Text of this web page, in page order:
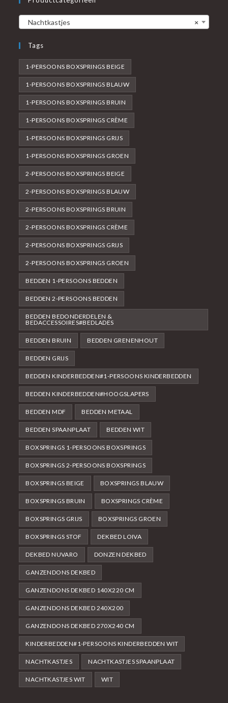
×
Nachtkastjes
Tags
1-PERSOONS BOXSPRINGS BEIGE
1-PERSOONS BOXSPRINGS BLAUW
1-PERSOONS BOXSPRINGS BRUIN
1-PERSOONS BOXSPRINGS CRÈME
1-PERSOONS BOXSPRINGS GRIJS
1-PERSOONS BOXSPRINGS GROEN
2-PERSOONS BOXSPRINGS BEIGE
2-PERSOONS BOXSPRINGS BLAUW
2-PERSOONS BOXSPRINGS BRUIN
2-PERSOONS BOXSPRINGS CRÈME
2-PERSOONS BOXSPRINGS GRIJS
2-PERSOONS BOXSPRINGS GROEN
BEDDEN 1-PERSOONS BEDDEN
BEDDEN 2-PERSOONS BEDDEN
BEDDEN BEDONDERDELEN &
BEDACCESSOIRES#BEDLADES
BEDDEN BRUIN BEDDEN GRENENHOUT
BEDDEN GRIJS
BEDDEN KINDERBEDDEN#1-PERSOONS KINDERBEDDEN
BEDDEN KINDERBEDDEN#HOOGSLAPERS
BEDDEN MDF BEDDEN METAAL
BEDDEN SPAANPLAAT BEDDEN WIT
BOXSPRINGS 1-PERSOONS BOXSPRINGS
BOXSPRINGS 2-PERSOONS BOXSPRINGS
BOXSPRINGS BEIGE BOXSPRINGS BLAUW
BOXSPRINGS BRUIN BOXSPRINGS CRÈME
BOXSPRINGS GRIJS BOXSPRINGS GROEN
BOXSPRINGS STOF DEKBED LOIVA
DEKBED NUVARO DONZEN DEKBED
GANZENDONS DEKBED
GANZENDONS DEKBED 140X220 CM
GANZENDONS DEKBED 240X200
GANZENDONS DEKBED 270X240 CM
KINDERBEDDEN#1-PERSOONS KINDERBEDDEN WIT
NACHTKASTJES NACHTKASTJES SPAANPLAAT
NACHTKASTJES WIT WIT